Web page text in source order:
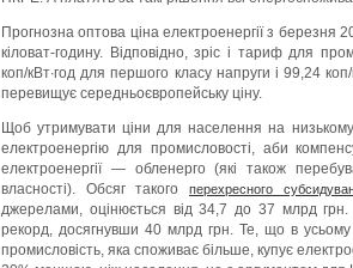
Прогнозна оптова ціна електроенергії з березня
кіловат-годину. Відповідно, зріс і тариф для
коп/кВт∙год для першого класу напруги і 99,24
перевищує середньоєвропейську ціну.
Щоб утримувати ціни для населення на
електроенергію для промисловості, аби
електроенергії — обленерго (які також
власності). Обсяг такого перехресного
джерелами, оцінюється від 34,7 до 37 млрд
рекорд, досягнувши 40 млрд грн. Те, що в усьому
промисловість, яка споживає більше, купує